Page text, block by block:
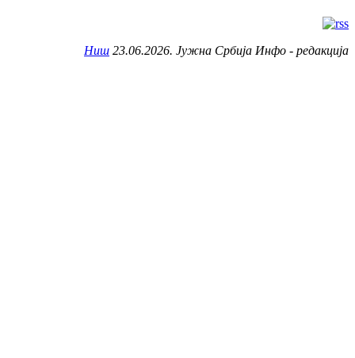
Ниш 23.06.2026. Јужна Србија Инфо - редакција